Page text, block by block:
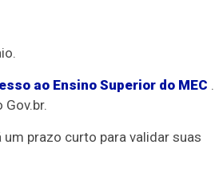
ao Ensino Superior do MEC .
prazo curto para validar suas